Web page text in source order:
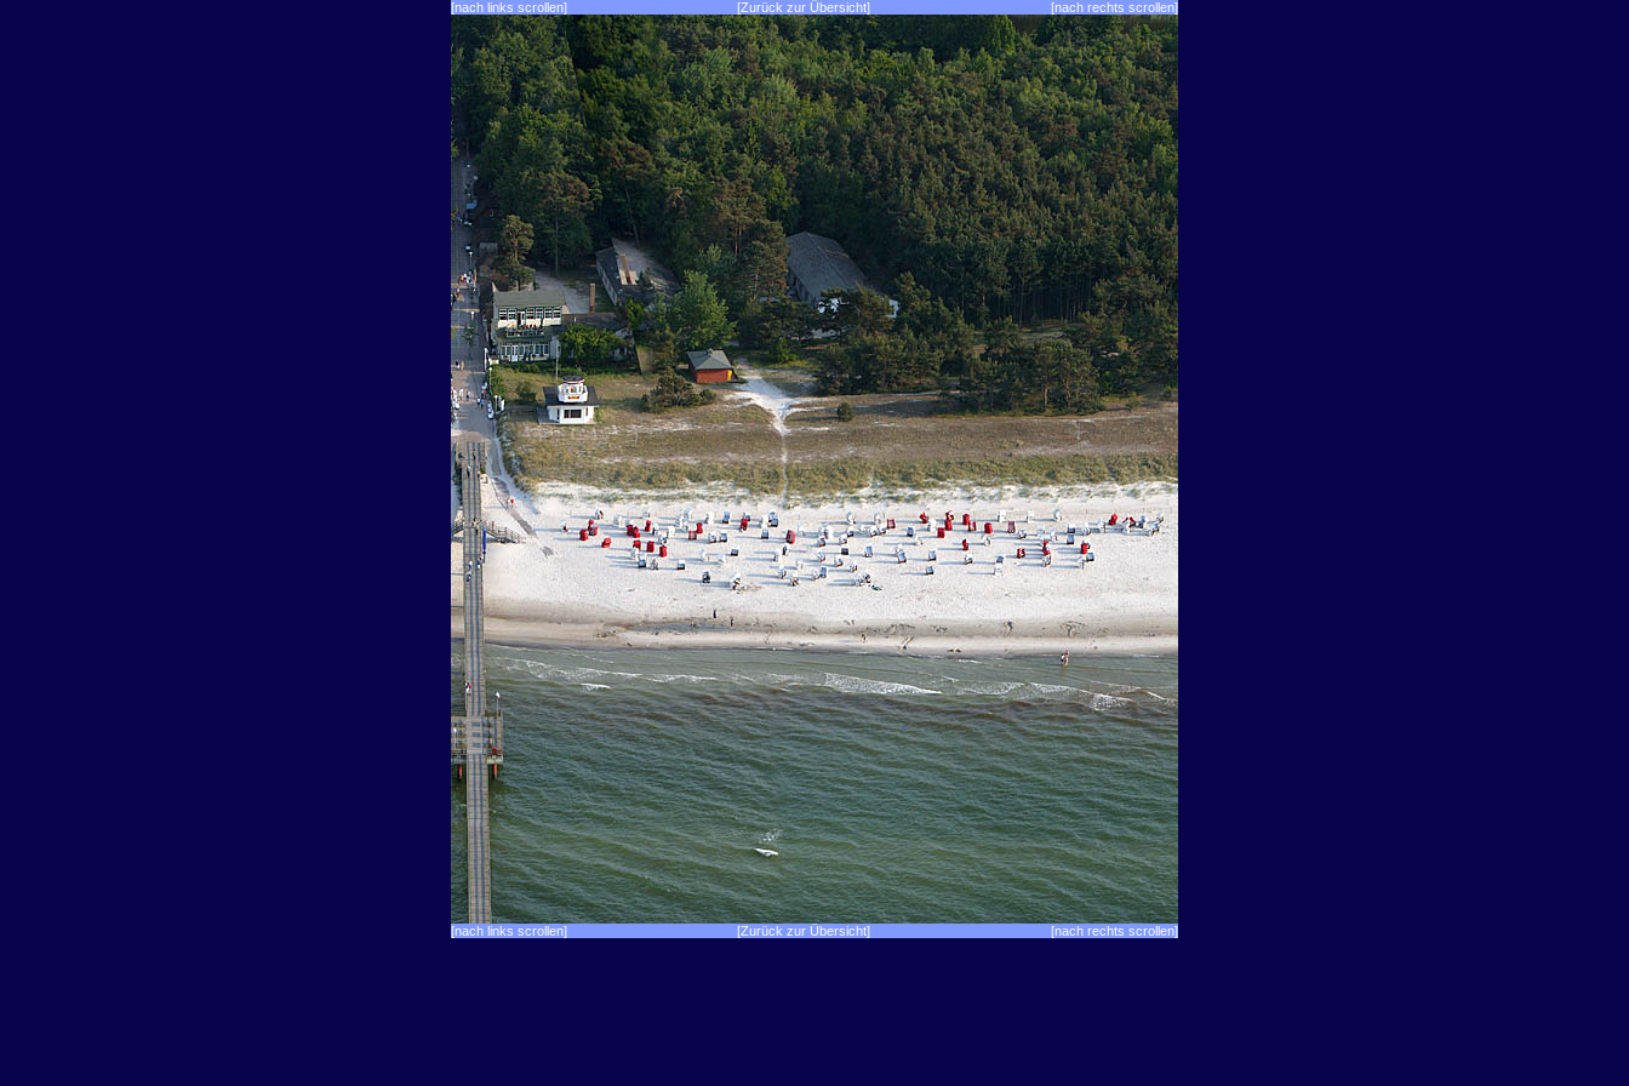
[nach links scrollen] [Zurück zur Übersicht] [nach rechts scrollen]
[nach links scrollen] [Zurück zur Übersicht] [nach rechts scrollen]